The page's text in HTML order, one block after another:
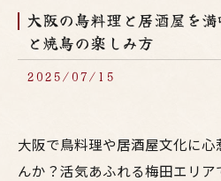
大阪の鳥料理と居酒屋を
と焼鳥の楽しみ方
2025/07/15
大阪で鳥料理や居酒屋文化に
んか？活気あふれる梅田エリ